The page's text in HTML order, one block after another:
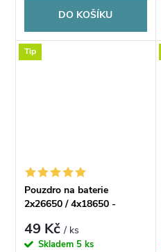
DO KOŠÍKU
Tip
Pouzdro na baterie
2x26650 / 4x18650 -
49 Kč/ ks
Skladem 5 ks